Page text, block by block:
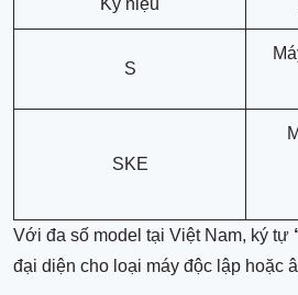
Ký hiệu
S
SKE
Với đa số model tại Việt Nam, ký tự
đại diện cho loại máy độc lập hoặc